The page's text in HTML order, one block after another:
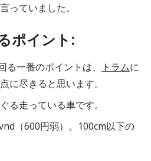
っていました。
ポイント:
一番のポイントは、 トラムに
に尽きると思います。
る走っている車です。
（600円弱）。100cm以下の